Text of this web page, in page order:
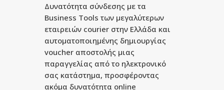
Δυνατότητα σύνδεσης με τα
Business Tools των μεγαλύτερων
εταιρειών courier στην Ελλάδα και
αυτοματοποιημένης δημιουργίας
voucher αποστολής μιας
παραγγελίας από το ηλεκτρονικό
σας κατάστημα, προσφέροντας
ακόμα δυνατότητα online